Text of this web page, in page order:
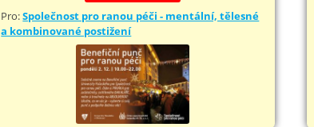
Pro:Společnost pro ranou péči - mentální, tělesné
a kombinované postižení